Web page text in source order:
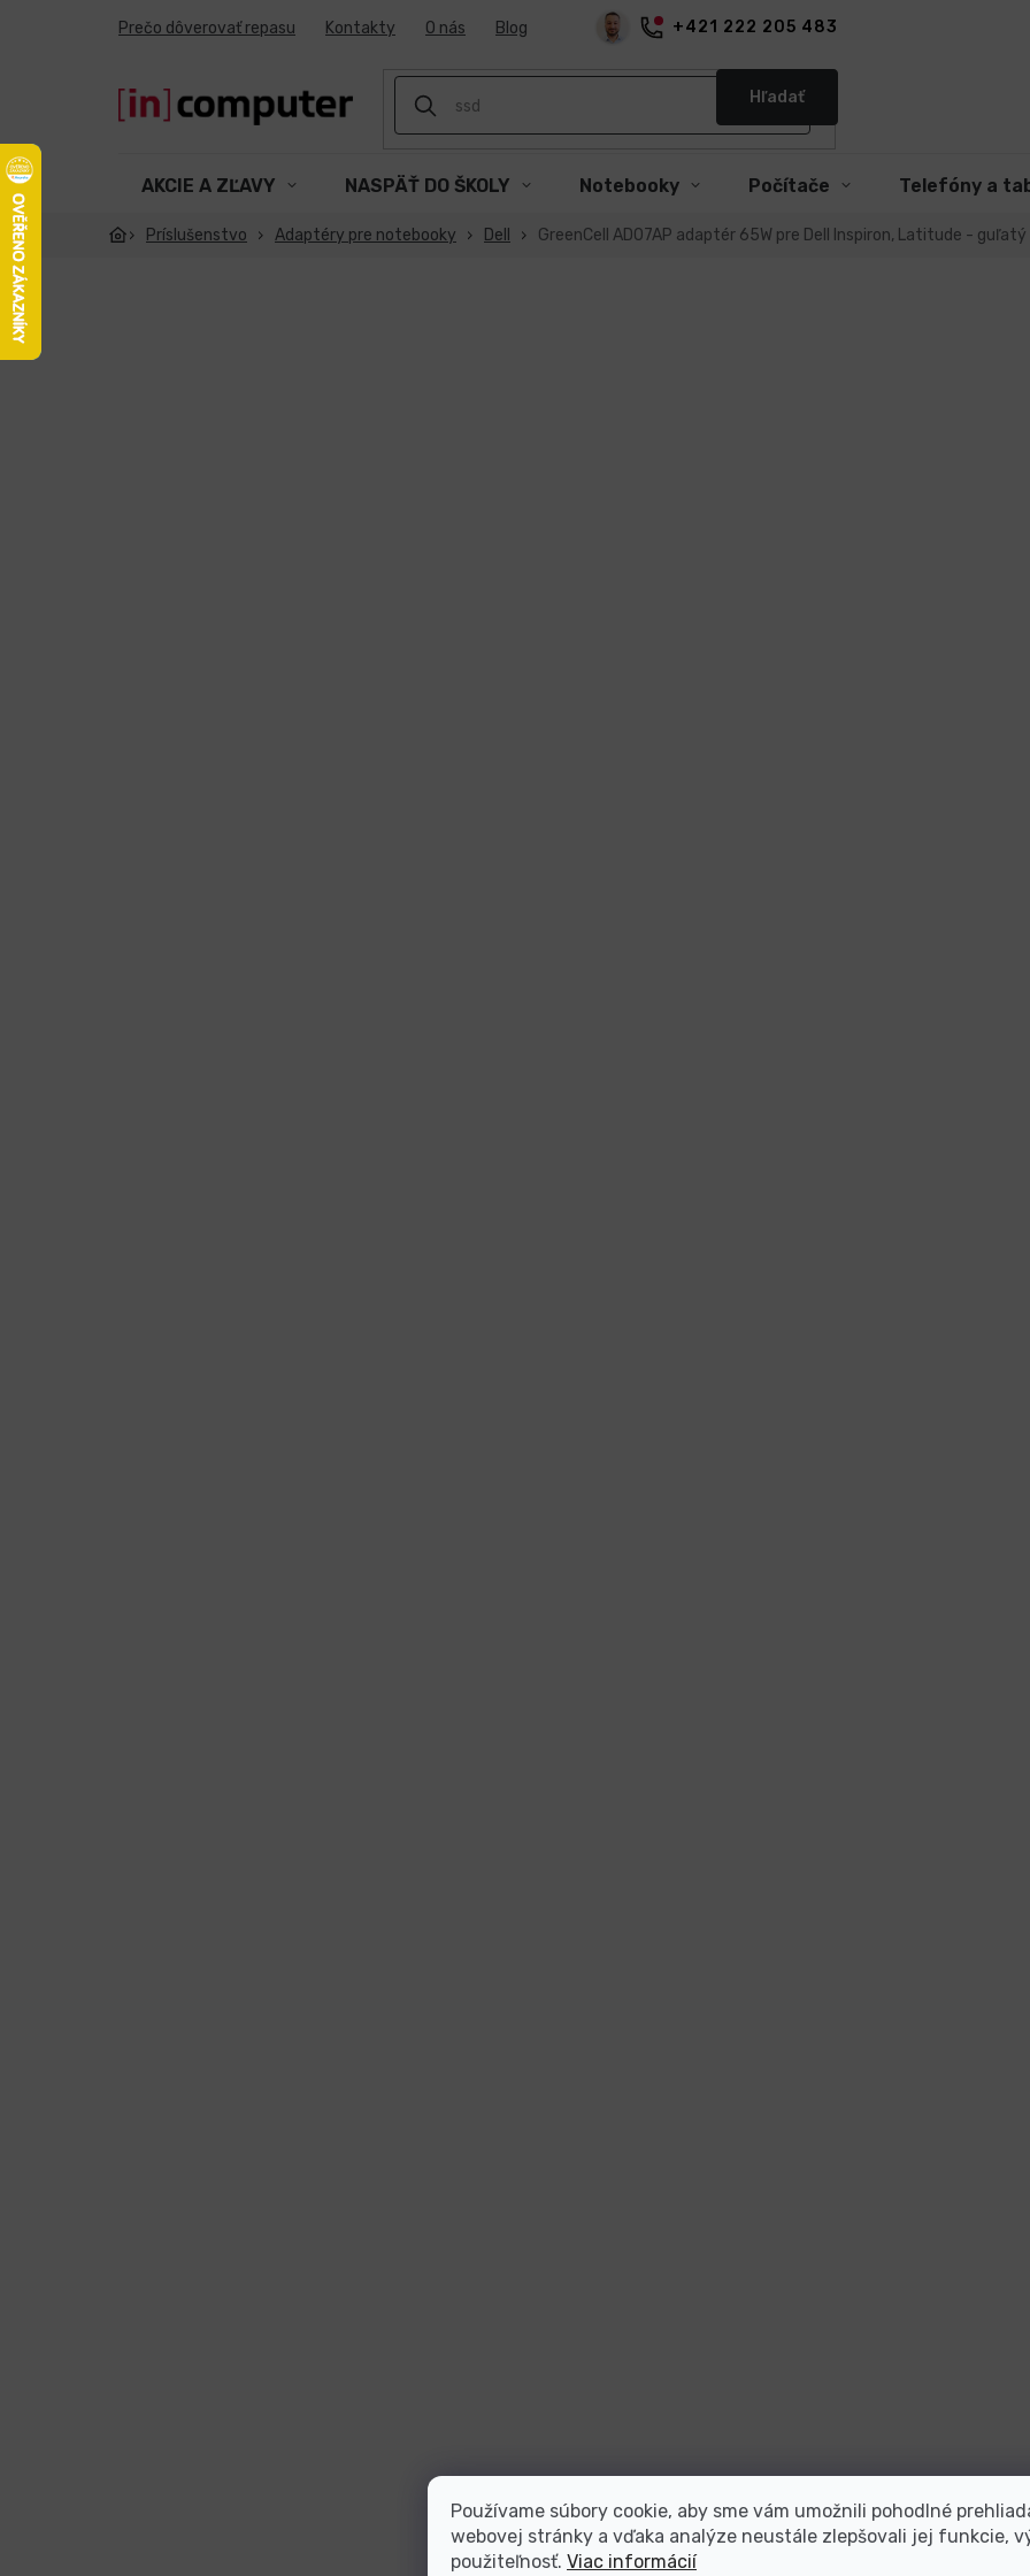
Používame súbory cookie, aby sme vám umožnili pohodlné
webovej stránky a vďaka analýze neustále zlepšovali jej funkcie,
použiteľnosť. Viac informácií
+421 222 205 483
Prečo dôverovať repasu Kontakty O nás Blog
Hľadať
AKCIE A ZĽAVY NASPÄŤ DO ŠKOLY Notebooky Počítače Telefóny a
Príslušenstvo Adaptéry pre notebooky Dell GreenCell AD07AP adaptér 65W pre Dell Inspiron, Latitude -